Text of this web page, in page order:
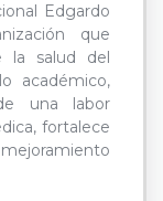
Edgardo
que
la salud del
académico,
una labor
fortalece